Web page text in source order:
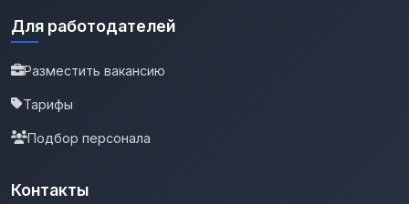
Для работодателей
Разместить вакансию
Тарифы
Подбор персонала
Контакты